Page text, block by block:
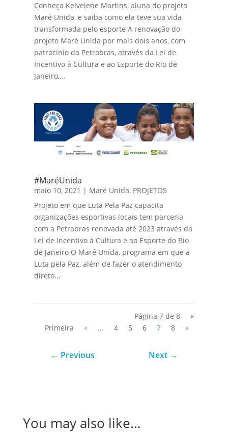
Conheça Kelvelene Martins, aluna do projeto
Maré Unida, e saiba como ela teve sua vida
transformada pelo esporte A renovação do
projeto Maré Unida por mais dois anos, com
patrocínio da Petrobras, através da Lei de
Incentivo à Cultura e ao Esporte do Rio de
Janeiro,...
#MaréUnida
maio 10, 2021 | Maré Unida, PROJETOS
Projeto em que Luta Pela Paz capacita
organizações esportivas locais tem parceria
com a Petrobras renovada até 2023 através da
Lei de Incentivo à Cultura e ao Esporte do Rio
de Janeiro O Maré Unida, programa em que a
Luta pela Paz, além de fazer o atendimento
direto...
Página 7 de 8
«
Primeira
« ... 4 5 6 7 8 »
← Previous Next →
You may also like…